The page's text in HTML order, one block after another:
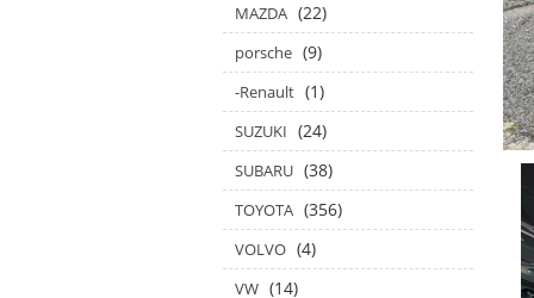
MAZDA (22)
porsche (9)
-Renault (1)
SUZUKI (24)
SUBARU (38)
TOYOTA (356)
VOLVO (4)
VW (14)